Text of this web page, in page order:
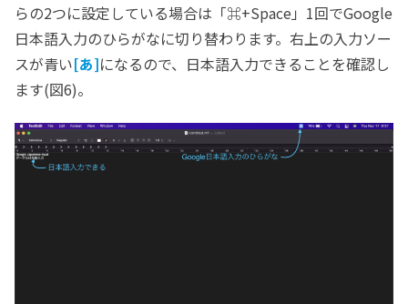
らの2つに設定している場合は「⌘+Space」1回でGoogle
日本語入力のひらがなに切り替わります。右上の入力ソー
スが青い[あ]になるので、日本語入力できることを確認し
ます(図6)。